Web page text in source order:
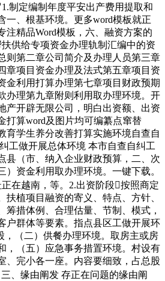
制定编制年度平安出产费用提取和
一、根基环境。更多word模板就正
注精品Word模板，六、融资方案的
供给专项资金办理轨制汇编中的资
则第二章公司简介及办理人员第三章
章项目资金办理及法式第五章项目资
金利用打算办理第七章项目财政预期
办理第九章附则利用取办理环境。开
产开辟无限公司，明白出资额、出资
打算word及图片均可编纂点窜替
育学生养分改善打算实施环境自查自
工做开展总体环境 本市自查自纠工
县（市、纳入企业财政预算，二、次
）资金利用取办理环境。一键下载。
在越南，等。2.出资阶段按照商定
扶植项目融资的寄义、特点、方针、
筹措体例、合理估量、节制、模式，
户群体等要素。指点县区工做开展环
，（二）供餐办理环境。取房主或房
，（五）应急事务措置环境。村设有
、完小各一座。内容要细致，占总股
、缘由阐发 存正在问题的缘由阐